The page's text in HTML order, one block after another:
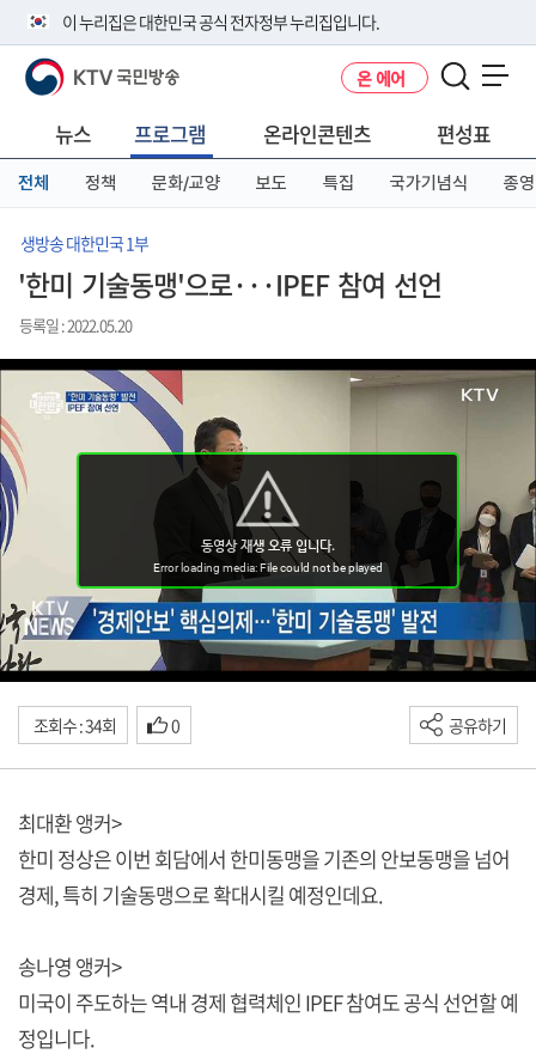
이 누리집은 대한민국 공식 전자정부 누리집입니다.
공식 누리집 주소 확인하기
니다.
이밖에 or.kr 또는 .kr등 다른 도메인 주소를 사용하고 있다면 아래 URL에
서 도메인 주소를 확인해 보세요
KTV 국민방송 온 에어
뉴스 프로그램 온라인콘텐츠 편성표
전체 정책 문화/교양 보도 특집 국가기념식 종영
생방송 대한민국 1부
'한미 기술동맹'으로···IPEF 참여 선언
등록일 : 2022.05.20
조회수 : 34회 0 공유하기
최대환 앵커>
한미 정상은 이번 회담에서 한미동맹을 기존의 안보동맹을 넘어
경제, 특히 기술동맹으로 확대시킬 예정인데요.
송나영 앵커>
미국이 주도하는 역내 경제 협력체인 IPEF 참여도 공식 선언할 예
정입니다.